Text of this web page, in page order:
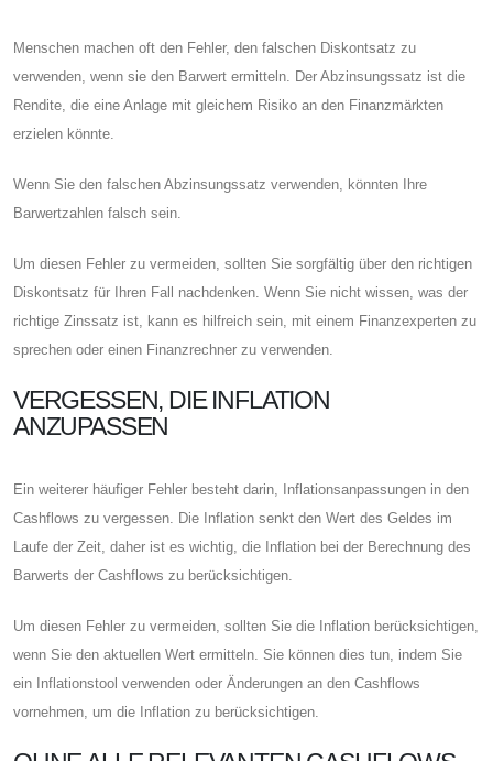
Menschen machen oft den Fehler, den falschen Diskontsatz zu
verwenden, wenn sie den Barwert ermitteln. Der Abzinsungssatz ist die
Rendite, die eine Anlage mit gleichem Risiko an den Finanzmärkten
erzielen könnte.
Wenn Sie den falschen Abzinsungssatz verwenden, könnten Ihre
Barwertzahlen falsch sein.
Um diesen Fehler zu vermeiden, sollten Sie sorgfältig über den richtigen
Diskontsatz für Ihren Fall nachdenken. Wenn Sie nicht wissen, was der
richtige Zinssatz ist, kann es hilfreich sein, mit einem Finanzexperten zu
sprechen oder einen Finanzrechner zu verwenden.
VERGESSEN, DIE INFLATION
ANZUPASSEN
Ein weiterer häufiger Fehler besteht darin, Inflationsanpassungen in den
Cashflows zu vergessen. Die Inflation senkt den Wert des Geldes im
Laufe der Zeit, daher ist es wichtig, die Inflation bei der Berechnung des
Barwerts der Cashflows zu berücksichtigen.
Um diesen Fehler zu vermeiden, sollten Sie die Inflation berücksichtigen,
wenn Sie den aktuellen Wert ermitteln. Sie können dies tun, indem Sie
ein Inflationstool verwenden oder Änderungen an den Cashflows
vornehmen, um die Inflation zu berücksichtigen.